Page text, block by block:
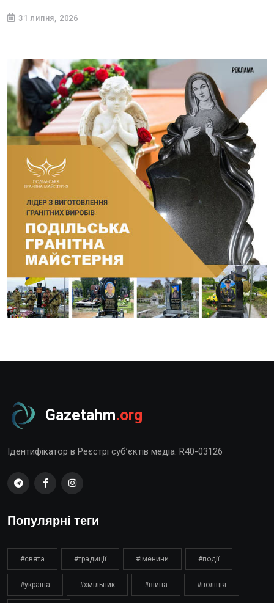
31 липня, 2026
Gazetahm.org
Ідентифікатор в Реєстрі суб’єктів медіа: R40-03126
Популярні теги
#свята #традиції #іменини #події
#україна #хмільник #війна #поліція